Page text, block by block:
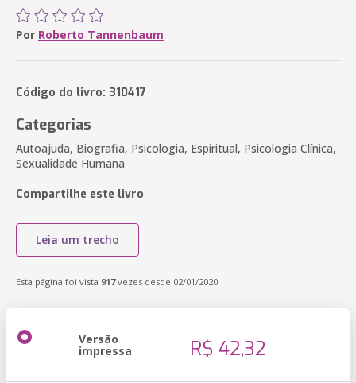
Por Roberto Tannenbaum
Código do livro: 310417
Categorias
Autoajuda, Biografia, Psicologia, Espiritual, Psicologia Clínica,
Sexualidade Humana
Compartilhe este livro
Leia um trecho
Esta página foi vista 917vezes desde 02/01/2020
Versão
impressa R$ 42,32